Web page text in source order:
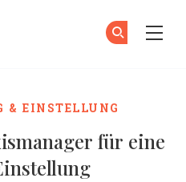
& EINSTELLUNG
für eine